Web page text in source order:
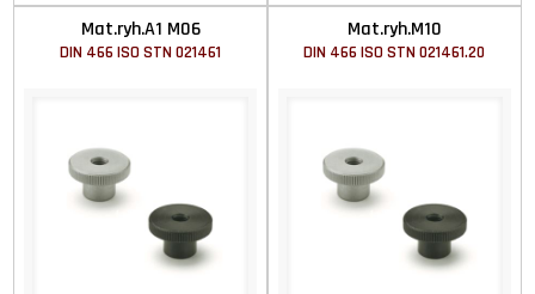
Mat.ryh.A1 M06
DIN 466 ISO STN 021461
Mat.ryh.M10
DIN 466 ISO STN 021461.20